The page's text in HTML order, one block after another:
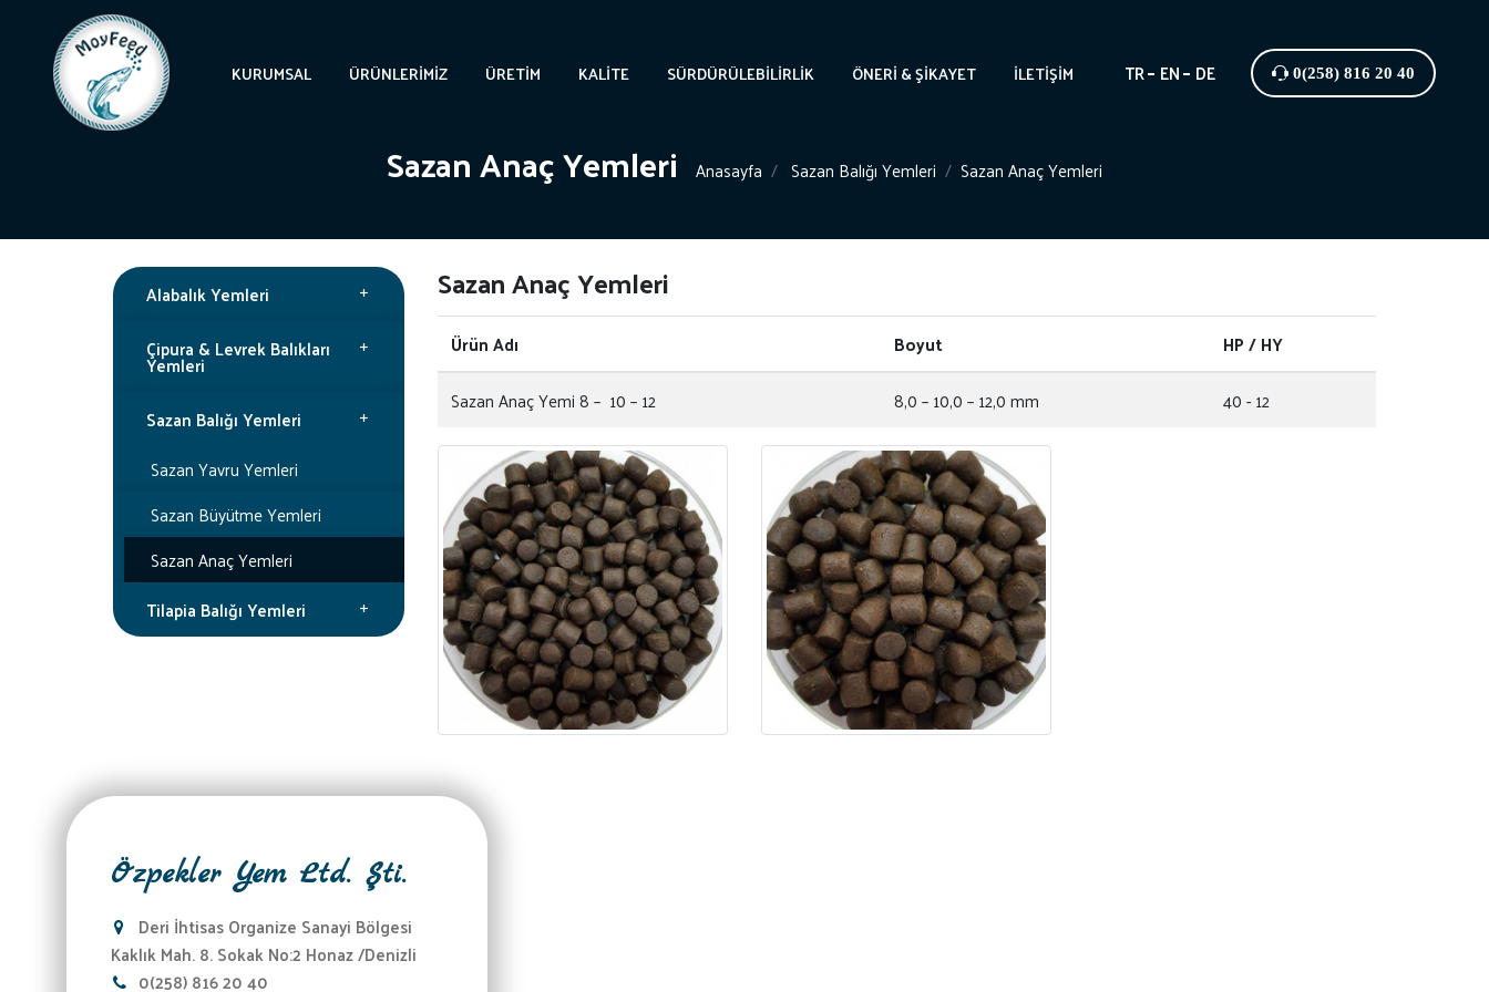
KURUMSAL ÜRÜNLERIMIZ ÜRETIM KALITE SÜRDÜRÜLEBİLİRLİK ÖNERI & ŞIKAYET İLETIŞIM TR EN DE 0(258) 816 20 40
Sazan Anaç Yemleri Anasayfa Sazan Balığı Yemleri Sazan Anaç Yemleri
Alabalık Yemleri
Çipura & Levrek Balıkları
Yemleri
Sazan Balığı Yemleri
Sazan Yavru Yemleri
Sazan Büyütme Yemleri
Sazan Anaç Yemleri
Tilapia Balığı Yemleri
Sazan Anaç Yemleri
Ürün Adı Boyut
HP / HY
Sazan Anaç Yemi 8 – 10 – 12
8,0 – 10,0 – 12,0 mm 40 - 12
Özpekler Yem Ltd. Şti.
Deri İhtisas Organize Sanayi Bölgesi
Kaklık Mah. 8. Sokak No:2 Honaz /Denizli
0(258) 816 20 40